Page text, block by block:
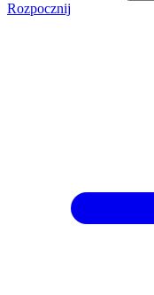
Rozpocznij